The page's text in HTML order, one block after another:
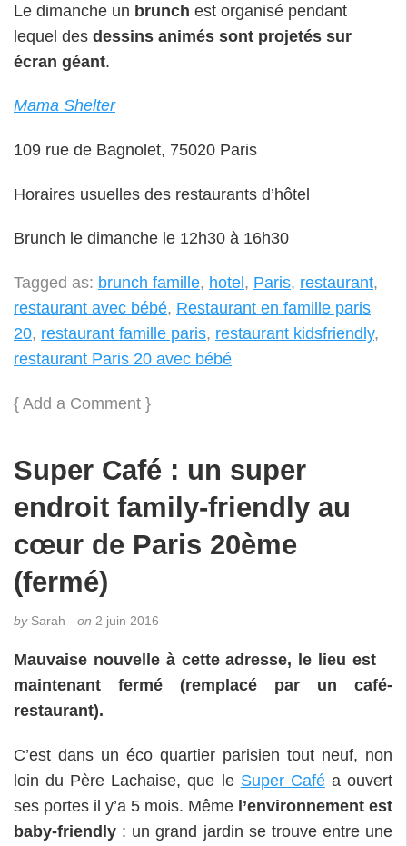
Le dimanche un brunch est organisé pendant
lequel des dessins animés sont projetés sur
écran géant.
Mama Shelter
109 rue de Bagnolet, 75020 Paris
Horaires usuelles des restaurants d’hôtel
Brunch le dimanche le 12h30 à 16h30
Tagged as: brunch famille, hotel , Paris, restaurant,
restaurant avec bébé, Restaurant en famille paris
20, restaurant famille paris, restaurant kidsfriendly,
restaurant Paris 20 avec bébé
{ Add a Comment }
Super Café : un super
endroit family-friendly au
cœur de Paris 20ème
(fermé)
bySarah - on 2 juin 2016
Mauvaise nouvelle à cette adresse, le lieu est
maintenant fermé (remplacé par un café-
restaurant).
C’est dans un éco quartier parisien tout neuf, non
loin du Père Lachaise, que le Super Caféa ouvert
ses portes il y’a 5 mois. Même l’environnement est
baby-friendly : un grand jardin se trouve entre une